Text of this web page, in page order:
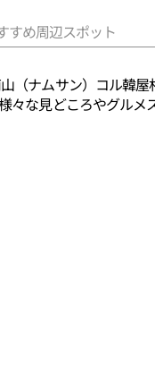
すめ周辺スポット
（ナムサン）コル韓
々な見どころやグル